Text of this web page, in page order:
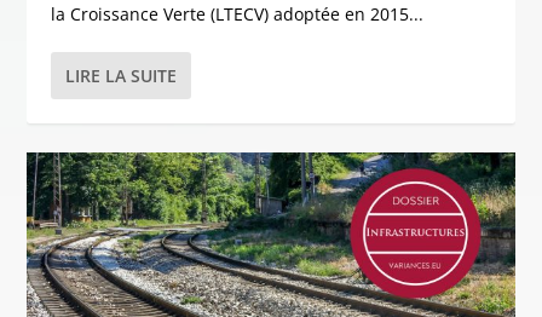
la Croissance Verte (LTECV) adoptée en 2015...
LIRE LA SUITE